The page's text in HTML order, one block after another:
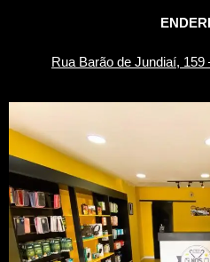
Rua Barão de Jundiaí, 159